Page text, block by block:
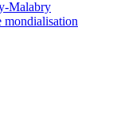
Malabry
mondialisation